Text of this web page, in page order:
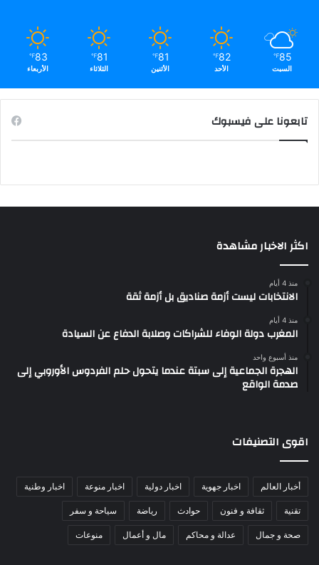
85
℉
السبت
82
℉
الأحد
81
℉
الأثنين
81
℉
الثلاثاء
83
℉
الأربعاء
تابعونا على فيسبوك
اكثر الاخبار مشاهدة
منذ 4 أيام
الانتخابات ليست أزمة صناديق بل أزمة ثقة
منذ 4 أيام
المغرب دولة الوفاء للشراكات وصلابة الدفاع عن السيادة
منذ أسبوع واحد
الهجرة الجماعية إلى سبتة عندما يتحول حلم الفردوس الأوروبي إلى
صدمة الواقع
اقوى التصنيفات
أخبار العالم اخبار جهوية اخبار دولية اخبار منوعة اخبار وطنية
تقنية ثقافة و فنون حوادث رياضة سياحة و سفر
صحة و جمال عدالة و محاكم مال و أعمال منوعات